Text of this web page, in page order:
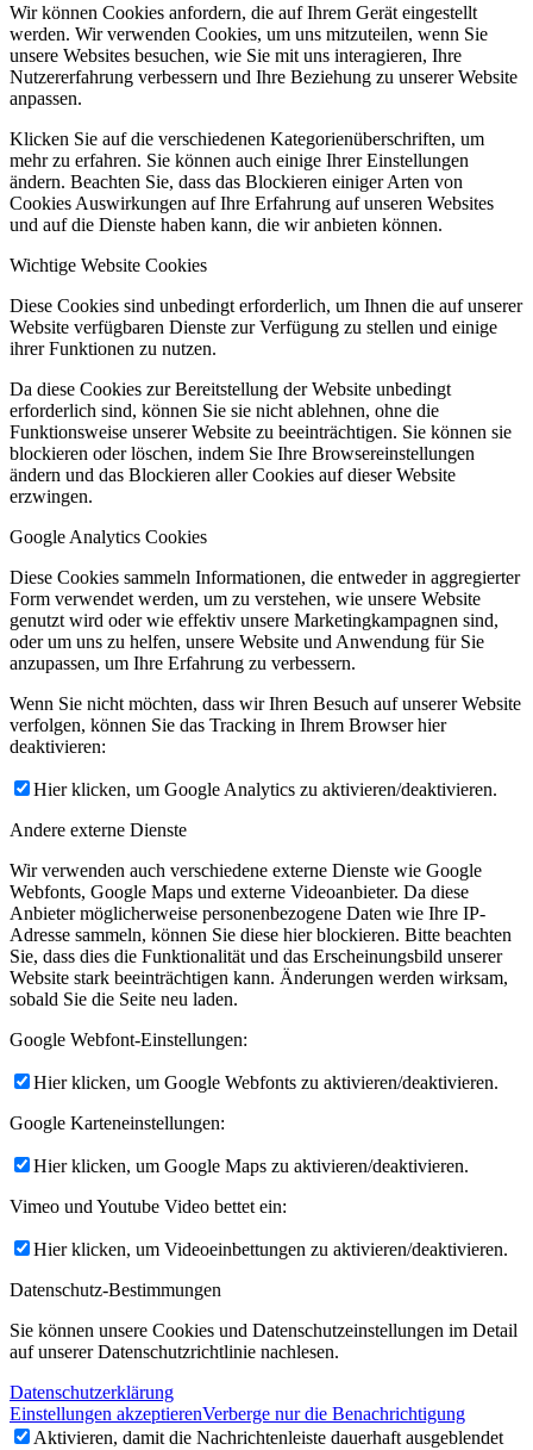
Wir können Cookies anfordern, die auf Ihrem Gerät eingestellt
werden. Wir verwenden Cookies, um uns mitzuteilen, wenn Sie
unsere Websites besuchen, wie Sie mit uns interagieren, Ihre
Nutzererfahrung verbessern und Ihre Beziehung zu unserer Website
anpassen.
Klicken Sie auf die verschiedenen Kategorienüberschriften, um
mehr zu erfahren. Sie können auch einige Ihrer Einstellungen
ändern. Beachten Sie, dass das Blockieren einiger Arten von
Cookies Auswirkungen auf Ihre Erfahrung auf unseren Websites
und auf die Dienste haben kann, die wir anbieten können.
Wichtige Website Cookies
Diese Cookies sind unbedingt erforderlich, um Ihnen die auf unserer
Website verfügbaren Dienste zur Verfügung zu stellen und einige
ihrer Funktionen zu nutzen.
Da diese Cookies zur Bereitstellung der Website unbedingt
erforderlich sind, können Sie sie nicht ablehnen, ohne die
Funktionsweise unserer Website zu beeinträchtigen. Sie können sie
blockieren oder löschen, indem Sie Ihre Browsereinstellungen
ändern und das Blockieren aller Cookies auf dieser Website
erzwingen.
Google Analytics Cookies
Diese Cookies sammeln Informationen, die entweder in aggregierter
Form verwendet werden, um zu verstehen, wie unsere Website
genutzt wird oder wie effektiv unsere Marketingkampagnen sind,
oder um uns zu helfen, unsere Website und Anwendung für Sie
anzupassen, um Ihre Erfahrung zu verbessern.
Wenn Sie nicht möchten, dass wir Ihren Besuch auf unserer Website
verfolgen, können Sie das Tracking in Ihrem Browser hier
deaktivieren:
Hier klicken, um Google Analytics zu aktivieren/deaktivieren.
Andere externe Dienste
Wir verwenden auch verschiedene externe Dienste wie Google
Webfonts, Google Maps und externe Videoanbieter. Da diese
Anbieter möglicherweise personenbezogene Daten wie Ihre IP-
Adresse sammeln, können Sie diese hier blockieren. Bitte beachten
Sie, dass dies die Funktionalität und das Erscheinungsbild unserer
Website stark beeinträchtigen kann. Änderungen werden wirksam,
sobald Sie die Seite neu laden.
Google Webfont-Einstellungen:
Hier klicken, um Google Webfonts zu aktivieren/deaktivieren.
Google Karteneinstellungen:
Hier klicken, um Google Maps zu aktivieren/deaktivieren.
Vimeo und Youtube Video bettet ein:
Hier klicken, um Videoeinbettungen zu aktivieren/deaktivieren.
Datenschutz-Bestimmungen
Sie können unsere Cookies und Datenschutzeinstellungen im Detail
auf unserer Datenschutzrichtlinie nachlesen.
Datenschutzerklärung
Einstellungen akzeptierenVerberge nur die Benachrichtigung
Aktivieren, damit die Nachrichtenleiste dauerhaft ausgeblendet